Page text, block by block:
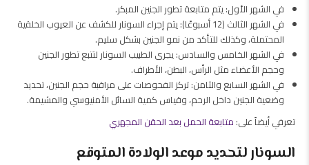
في الشهر الأول: يتم متابعة تطور الجنين المبكر.
في الشهر الثالث (12 أسبوعًا): يتم إجراء السونار للكشف عن العيوب الخلقية
المحتملة، وكذلك للتأكد من نمو الجنين بشكل سليم.
في الشهر الخامس والسادس: يجرى الطبيب السونار لتتبع تطور الجنين
وحجم الأعضاء مثل الرأس، البطن، الأطراف.
في الشهر السابع والثامن: تركز الفحوصات على مراقبة حجم الجنين، تحديد
وضعية الجنين داخل الرحم، وقياس كمية السائل الأمنيوسي والمشيمة.
تعرفي أيضاً على: متابعة الحمل بعد الحقن المجهري
السونار لتحديد موعد الولادة المتوقع